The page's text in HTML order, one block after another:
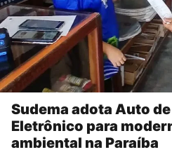
Sudema adota Auto
Eletrônico para
ambiental na Paraíba